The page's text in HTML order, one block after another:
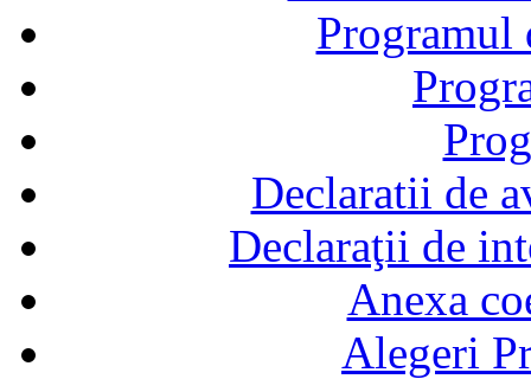
Declaratii de
Declaraţii de
Anexa
Alegeri